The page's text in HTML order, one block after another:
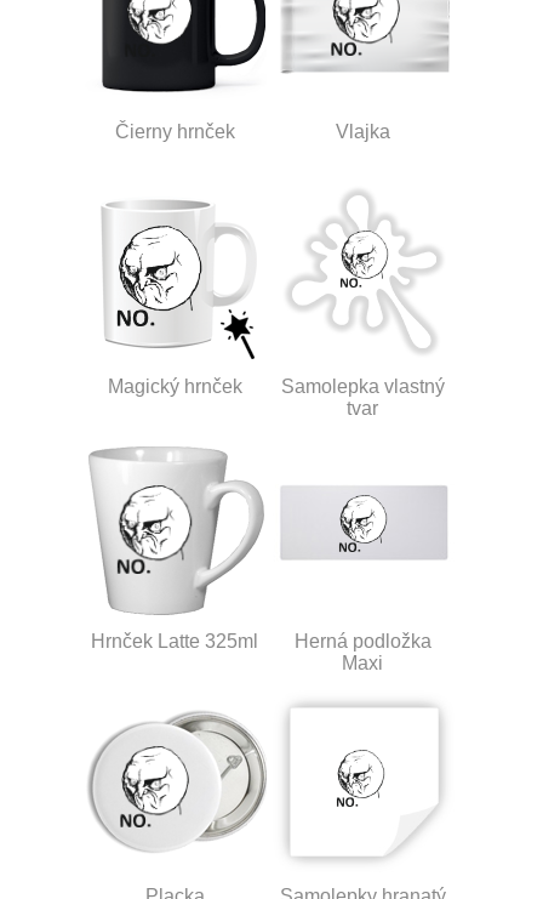
Čierny hrnček Vlajka
Magický hrnček
Samolepka vlastný
tvar
Hrnček Latte 325ml
Herná podložka
Maxi